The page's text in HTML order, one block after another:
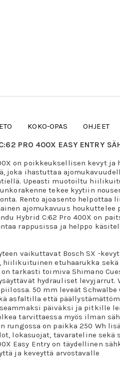
KOKO-OPAS OHJEET
PRO 400X EASY ENTRY
on poikkeuksellisen kevyt ja
joka ihastuttaa
Upeasti muotoiltu
tekee kyytiin
Rento ajoasento helpottaa
ajomukavuus houkuttelee
Hybrid C:62 Pro 400X on
rappusissa ja helppo
vaikuttavat Bosch SX -
hiilikuituinen etuhaarukka
tarkasti toimiva Shimano
hydrauliset levyjarrut.
50 mm leveät Schwalbe
asfaltilla että
päiväksi ja pitkille
tarvittaessa myös ilman
rungossa on paikka 250 Wh
lokasuojat, tavarateline sekä
Easy Entry on täydellinen
ja keveyttä arvostavalle